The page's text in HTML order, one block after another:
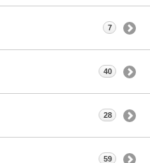
7
40
28
59